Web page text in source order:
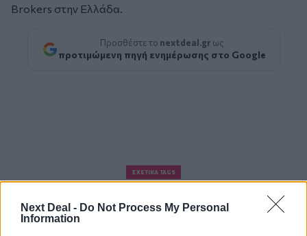
Next Deal - Do Not Process My Personal
Information
Brokers στην Ελλάδα.
Προσθέστε το nextdeal.gr ως
προτιμώμενη πηγή ενημέρωσης στο Google
ΣΧΕΤΙΚΆ TAGS